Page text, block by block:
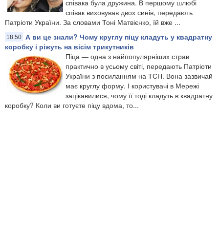
співака була дружина. В першому шлюбі
співак виховував двох синів, передають
Патріоти України. За словами Тоні Матвієнко, їй вже ...
18:50 А ви це знали? Чому круглу піцу кладуть у квадратну
коробку і ріжуть на вісім трикутників
Піца — одна з найпопулярніших страв
практично в усьому світі, передають Патріоти
України з посиланням на ТСН. Вона зазвичай
має круглу форму. І користувачі в Мережі
зацікавилися, чому її тоді кладуть в квадратну
коробку? Коли ви готуєте піцу вдома, то...